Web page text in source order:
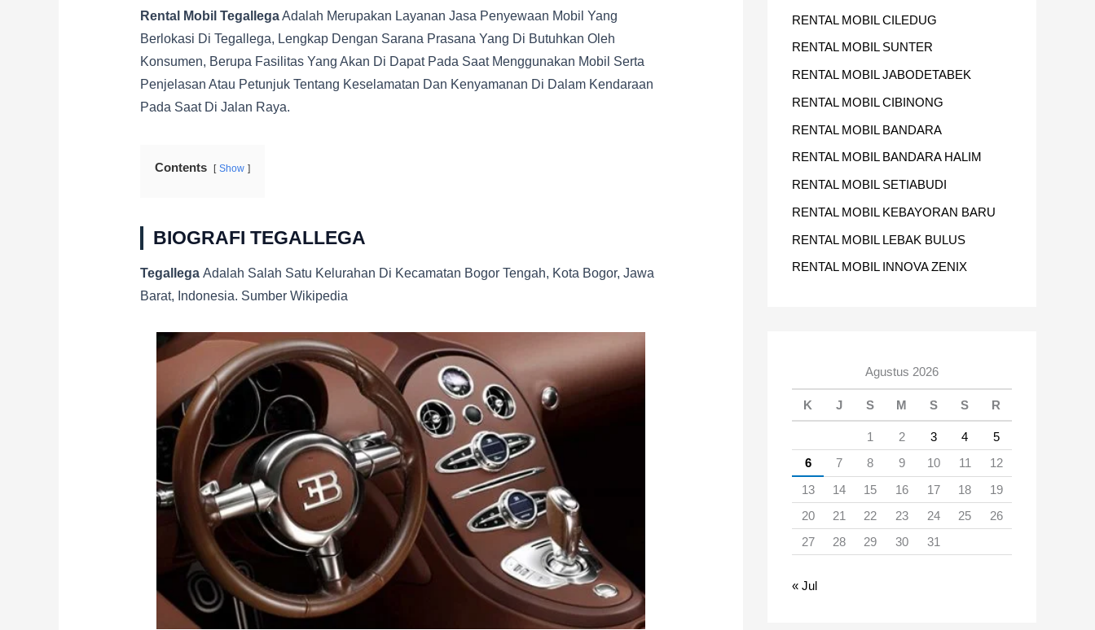
Rental Mobil TegallegaAdalah Merupakan Layanan Jasa Penyewaan Mobil Yang
Berlokasi Di Tegallega, Lengkap Dengan Sarana Prasana Yang Di Butuhkan Oleh
Konsumen, Berupa Fasilitas Yang Akan Di Dapat Pada Saat Menggunakan Mobil Serta
Penjelasan Atau Petunjuk Tentang Keselamatan Dan Kenyamanan Di Dalam Kendaraan
Pada Saat Di Jalan Raya.
Contents Show
BIOGRAFI TEGALLEGA
Tegallega Adalah Salah Satu Kelurahan Di Kecamatan Bogor Tengah, Kota Bogor, Jawa
Barat, Indonesia. Sumber Wikipedia
RENTAL MOBIL CILEDUG
RENTAL MOBIL SUNTER
RENTAL MOBIL JABODETABEK
RENTAL MOBIL CIBINONG
RENTAL MOBIL BANDARA
RENTAL MOBIL BANDARA HALIM
RENTAL MOBIL SETIABUDI
RENTAL MOBIL KEBAYORAN BARU
RENTAL MOBIL LEBAK BULUS
RENTAL MOBIL INNOVA ZENIX
Agustus 2026
K J S M S S R
1 2 3 4
5
6
7 8 9 10 11
12
13
14 15 16 17 18
19
20
21 22 23 24 25
26
27
28 29 30 31
« Jul